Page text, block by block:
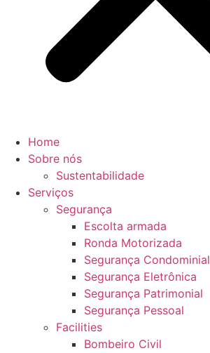
Home
Sobre nós
Sustentabilidade
Serviços
Segurança
Escolta armada
Ronda Motorizada
Segurança Condominial
Segurança Eletrônica
Segurança Patrimonial
Segurança Pessoal
Facilities
Bombeiro Civil